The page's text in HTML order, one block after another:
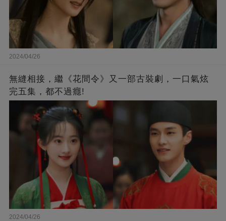
2024/04/26
無縫相接，繼《花間令》又一部古裝劇，一口氣炫
完五集，都不過癮!
2024/04/26